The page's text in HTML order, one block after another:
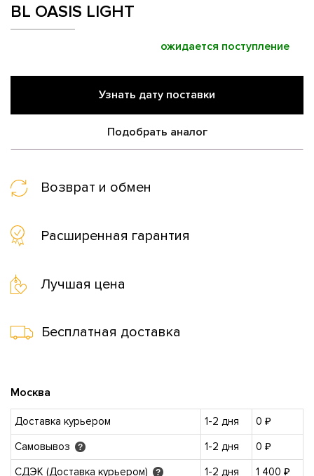
BL OASIS LIGHT
ожидается поступление
Узнать дату поставки
Подобрать аналог
Возврат и обмен
Расширенная гарантия
Лучшая цена
Бесплатная доставка
Москва
Доставка курьером 1-2 дня
0 ₽
Самовывоз
? 1-2 дня
0 ₽
СДЭК (Доставка курьером)
? 1-2 дня
1 400 ₽